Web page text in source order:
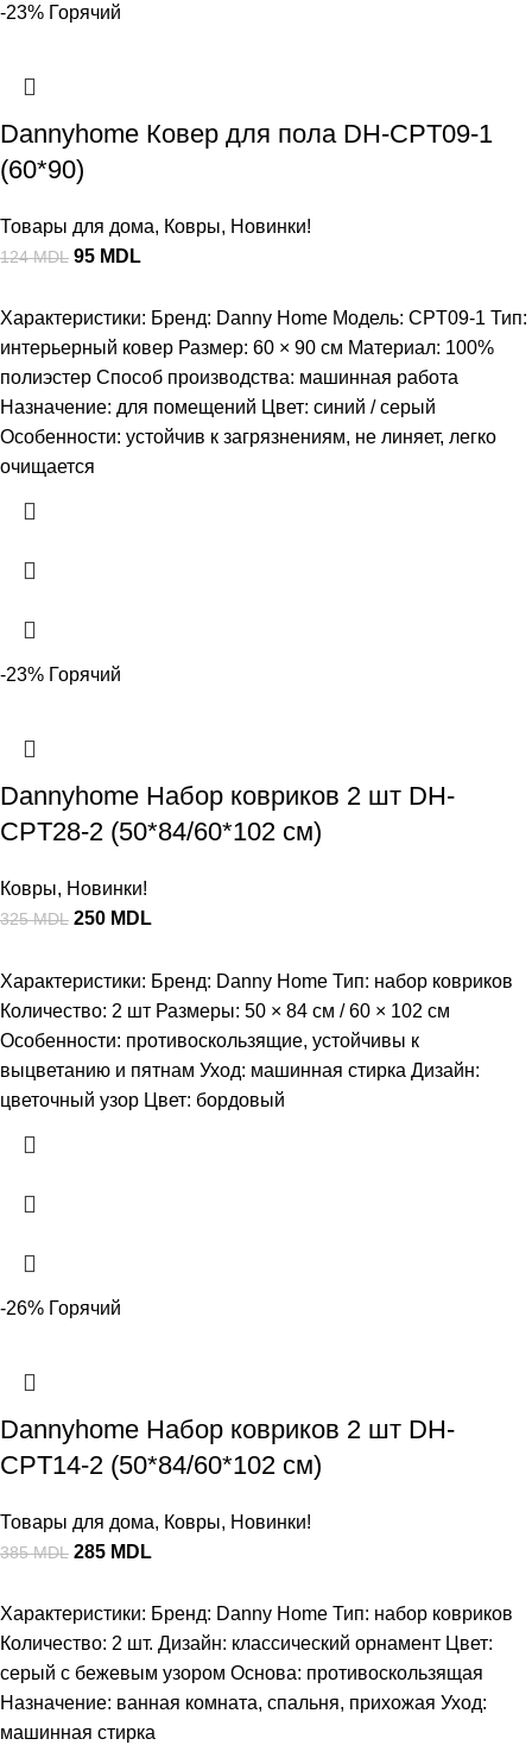
-23% Горячий
Dannyhome Ковер для пола DH-CPT09-1
(60*90)
Товары для дома, Ковры, Новинки!
124MDL 95 MDL
Характеристики: Бренд: Danny Home Модель: CPT09-1 Тип:
интерьерный ковер Размер: 60 × 90 см Материал: 100%
полиэстер Способ производства: машинная работа
Назначение: для помещений Цвет: синий / серый
Особенности: устойчив к загрязнениям, не линяет, легко
очищается
-23% Горячий
Dannyhome Набор ковриков 2 шт DH-
CPT28-2 (50*84/60*102 см)
Ковры, Новинки!
325MDL 250 MDL
Характеристики: Бренд: Danny Home Тип: набор ковриков
Количество: 2 шт Размеры: 50 × 84 см / 60 × 102 см
Особенности: противоскользящие, устойчивы к
выцветанию и пятнам Уход: машинная стирка Дизайн:
цветочный узор Цвет: бордовый
-26% Горячий
Dannyhome Набор ковриков 2 шт DH-
CPT14-2 (50*84/60*102 см)
Товары для дома, Ковры, Новинки!
385MDL 285 MDL
Характеристики: Бренд: Danny Home Тип: набор ковриков
Количество: 2 шт. Дизайн: классический орнамент Цвет:
серый с бежевым узором Основа: противоскользящая
Назначение: ванная комната, спальня, прихожая Уход:
машинная стирка